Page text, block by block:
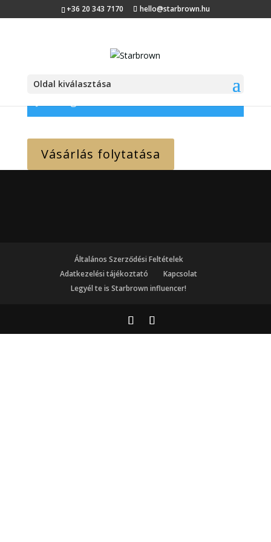
+36 20 343 7170 hello@starbrown.hu
Oldal kiválasztása
Vásárlás folytatása
Általános Szerződési Feltételek
Adatkezelési tájékoztató
Kapcsolat
Legyél te is Starbrown influencer!